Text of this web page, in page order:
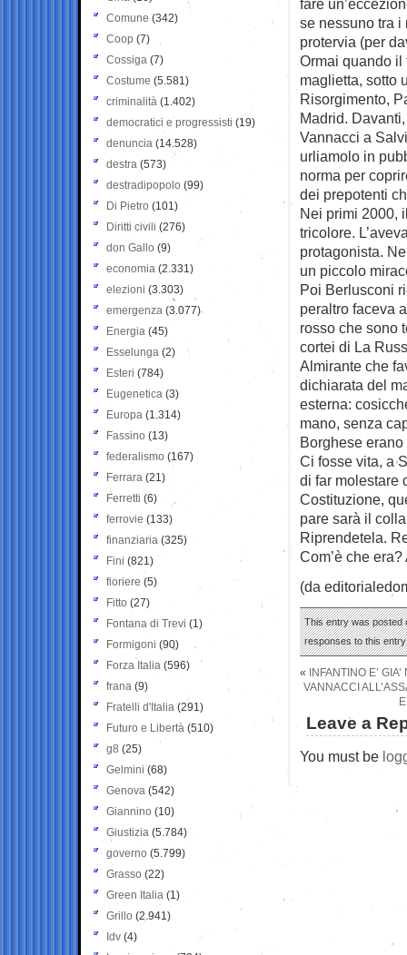
fare
se nessuno tra i
protervia (per
Ormai quando
maglietta, sotto
Risorgimento,
Madrid.
Vannacci a
urliamolo in
norma per
dei prepotenti
Nei primi 2000,
tricolore.
protagonista.
un piccolo
Poi Berlusconi
peraltro faceva
rosso che sono
cortei di La
Almirante che
dichiarata del
esterna:
mano, senza
Borghese
Ci fosse vita, a
di far molestare
Costituzione,
pare sarà il
Riprendetela.
Com’è che
(da
This entry was posted
responses to this
«
INFANTINO E’
VANNACCI
Leave a
You must be
Comune (342)
Coop (7)
Cossiga (7)
Costume (5.581)
criminalità (1.402)
democratici e progressisti (19)
denuncia (14.528)
destra (573)
destradipopolo (99)
Di Pietro (101)
Diritti civili (276)
don Gallo (9)
economia (2.331)
elezioni (3.303)
emergenza (3.077)
Energia (45)
Esselunga (2)
Esteri (784)
Eugenetica (3)
Europa (1.314)
Fassino (13)
federalismo (167)
Ferrara (21)
Ferretti (6)
ferrovie (133)
finanziaria (325)
Fini (821)
fioriere (5)
Fitto (27)
Fontana di Trevi (1)
Formigoni (90)
Forza Italia (596)
frana (9)
Fratelli d'Italia (291)
Futuro e Libertà (510)
g8 (25)
Gelmini (68)
Genova (542)
Giannino (10)
Giustizia (5.784)
governo (5.799)
Grasso (22)
Green Italia (1)
Grillo (2.941)
Idv (4)